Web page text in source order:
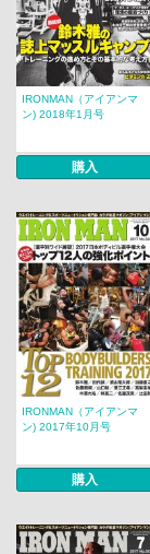
IRONMAN（アイアンマ
ン) 2018年1月号
購入
IRONMAN（アイアンマ
ン) 2017年10月号
購入